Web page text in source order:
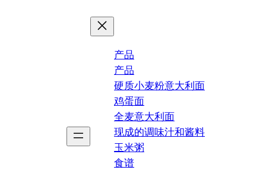
产品
产品
硬质小麦粉意大利面
鸡蛋面
全麦意大利面
现成的调味汁和酱料
玉米粥
食谱